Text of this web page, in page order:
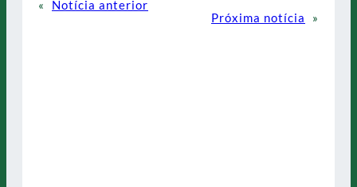
«
Notícia anterior
Próxima notícia
»